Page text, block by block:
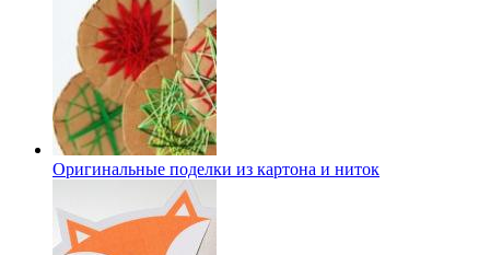
Оригинальные поделки из картона и ниток